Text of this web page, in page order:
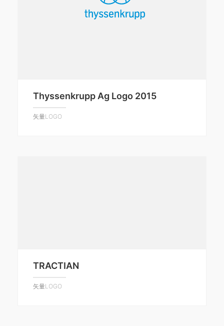
Thyssenkrupp Ag Logo 2015
矢量LOGO
TRACTIAN
矢量LOGO